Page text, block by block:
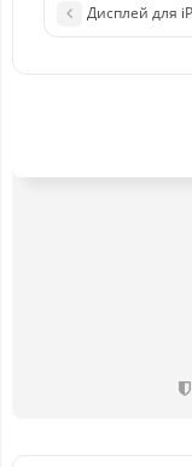
Дисплей для